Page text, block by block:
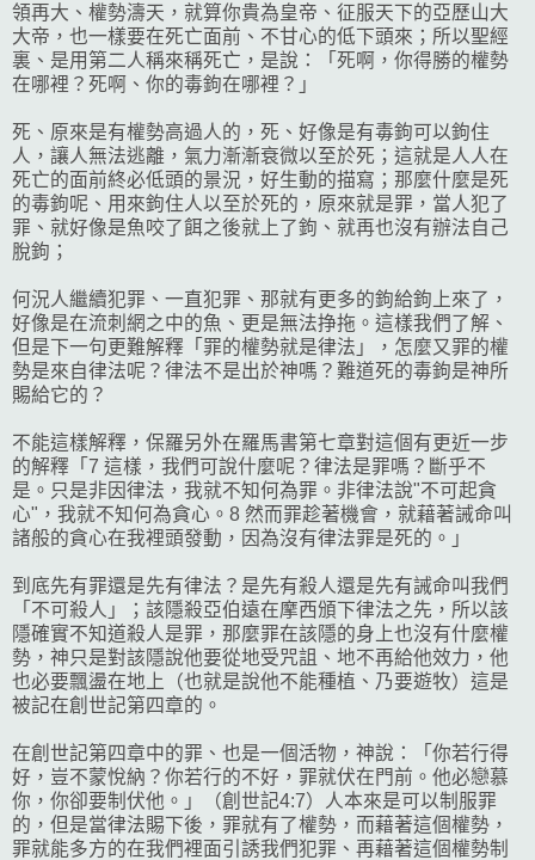
領再大、權勢濤天，就算你貴為皇帝、征服天下的亞歷山大
大帝，也一樣要在死亡面前、不甘心的低下頭來；所以聖經
裏、是用第二人稱來稱死亡，是說：「死啊，你得勝的權勢
在哪裡？死啊、你的毒鉤在哪裡？」
死、原來是有權勢高過人的，死、好像是有毒鉤可以鉤住
人，讓人無法逃離，氣力漸漸衰微以至於死；這就是人人在
死亡的面前終必低頭的景況，好生動的描寫；那麼什麼是死
的毒鉤呢、用來鉤住人以至於死的，原來就是罪，當人犯了
罪、就好像是魚咬了餌之後就上了鉤、就再也沒有辦法自己
脫鉤；
何況人繼續犯罪、一直犯罪、那就有更多的鉤給鉤上來了，
好像是在流刺網之中的魚、更是無法挣拖。這樣我們了解、
但是下一句更難解釋「罪的權勢就是律法」，怎麼又罪的權
勢是來自律法呢？律法不是出於神嗎？難道死的毒鉤是神所
賜給它的？
不能這樣解釋，保羅另外在羅馬書第七章對這個有更近一步
的解釋「7 這樣，我們可說什麼呢？律法是罪嗎？斷乎不
是。只是非因律法，我就不知何為罪。非律法說"不可起貪
心"，我就不知何為貪心。8 然而罪趁著機會，就藉著誡命叫
諸般的貪心在我裡頭發動，因為沒有律法罪是死的。」
到底先有罪還是先有律法？是先有殺人還是先有誡命叫我們
「不可殺人」；該隱殺亞伯遠在摩西頒下律法之先，所以該
隱確實不知道殺人是罪，那麼罪在該隱的身上也沒有什麼權
勢，神只是對該隱說他要從地受咒詛、地不再給他效力，他
也必要飄盪在地上（也就是說他不能種植、乃要遊牧）這是
被記在創世記第四章的。
在創世記第四章中的罪、也是一個活物，神說：「你若行得
好，豈不蒙悅納？你若行的不好，罪就伏在門前。他必戀慕
你，你卻要制伏他。」（創世記4:7）人本來是可以制服罪
的，但是當律法賜下後，罪就有了權勢，而藉著這個權勢，
罪就能多方的在我們裡面引誘我們犯罪、再藉著這個權勢制